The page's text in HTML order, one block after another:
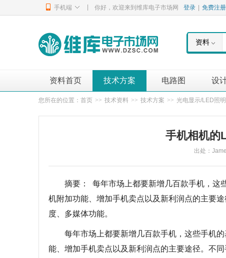
手机端 你好，欢迎来到维库电子市场网 登录 免费注册
资料
资料首页 技术方案 电路图 设
您所在的位置： 首页 >> 技术资料 >> 技术方案 >> 光电显示/LED照明
手机相机的
出处：
摘要： 每年市场上都要新增几百款手机，这
机附加功能、增加手机卖点以及新利润点的主要
度、多媒体功能。
每年市场上都要新增几百款手机，这些手机的
能、增加手机卖点以及新利润点的主要途径。不